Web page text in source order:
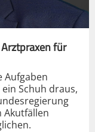
für
Aufgaben
Schuh draus,
Akutfällen